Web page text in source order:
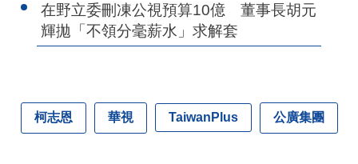
在野立委刪凍公視預算10億 董事長胡元
輝拋「不領分毫薪水」求解套
柯志恩 華視 TaiwanPlus 公廣集團